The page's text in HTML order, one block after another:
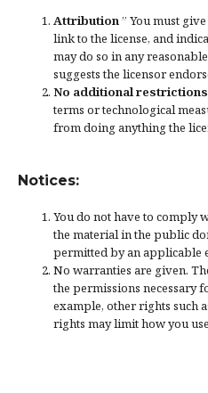
Attribution” You must give
link to the license, and
may do so in any
suggests the licensor
No additional restrictions
terms ortechnological
from doing anything the
Notices:
You do not have to comply
the material in the public
permitted by an applicable
No warranties are given.
the permissions necessary
example, other rights such
rights may limit how you